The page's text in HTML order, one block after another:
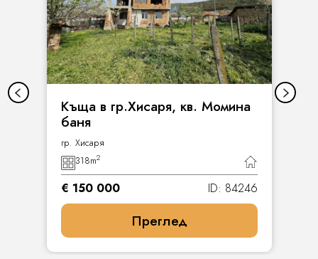
Къща в гр.Хисаря, кв. Момина
баня
гр. Хисаря
318m2
€ 150 000 ID: 84246
Преглед